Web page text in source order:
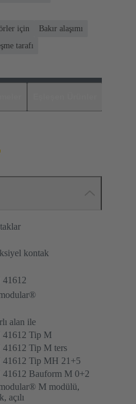
için
Bakır alaşımı
tarafı
kontak
alan ile
41612 Tip M
Tip M ters
41612 Tip MH 21+5
Bauform M 0+2
M modülü,
açılı